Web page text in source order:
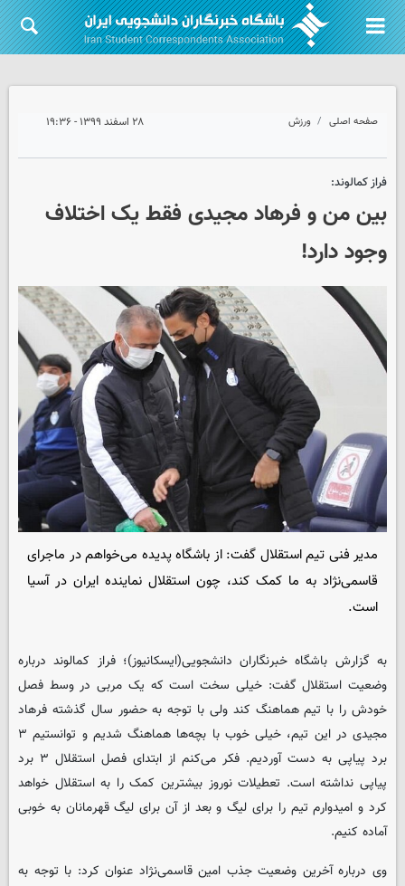
صفحه اصلی ورزش ۲۸ اسفند ۱۳۹۹ - ۱۹:۳۶
فراز کمالوند:
بین من و فرهاد مجیدی فقط یک اختلاف
وجود دارد!
مدیر فنی تیم استقلال گفت: از باشگاه پدیده می‌خواهم در ماجرای
قاسمی‌نژاد به ما کمک کند، چون استقلال نماینده ایران در آسیا
است.
به گزارش باشگاه خبرنگاران دانشجویی(ایسکانیوز)؛ فراز کمالوند درباره
وضعیت استقلال گفت: خیلی سخت است که یک مربی در وسط فصل
خودش را با تیم هماهنگ کند ولی با توجه به حضور سال گذشته فرهاد
مجیدی در این تیم، خیلی خوب با بچه‌ها هماهنگ شدیم و توانستیم ۳
برد پیاپی به دست آوردیم. فکر می‌کنم از ابتدای فصل استقلال ۳ برد
پیاپی نداشته است. تعطیلات نوروز بیشترین کمک را به استقلال خواهد
کرد و امیدوارم تیم را برای لیگ و بعد از آن برای لیگ قهرمانان به خوبی
آماده کنیم.
وی درباره آخرین وضعیت جذب امین قاسمی‌نژاد عنوان کرد: با توجه به